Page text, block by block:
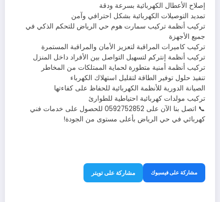
إصلاح الأعطال الكهربائية بسرعة ودقة
تمديد التوصيلات الكهربائية بشكل احترافي وآمن
تركيب أنظمة تركيب سمارت هوم حي الرياض للتحكم الذكي في
جميع الأجهزة
تركيب كاميرات المراقبة لتعزيز الأمان والمراقبة المستمرة
تركيب أنظمة إنتركم لتسهيل التواصل بين الأفراد داخل المنزل
تركيب أنظمة أمنية متطورة لحماية الممتلكات من المخاطر
تنفيذ حلول توفير الطاقة لتقليل استهلاك الكهرباء
الصيانة الدورية للأنظمة الكهربائية للحفاظ على كفاءتها
تركيب مولدات كهربائية احتياطية للطوارئ
📞 اتصل بنا الآن على 0592752852 للحصول على خدمات فني
كهربائي في حي الرياض بأعلى مستوى من الجودة!
مشاركة على فيسبوك مشاركة على تويتر